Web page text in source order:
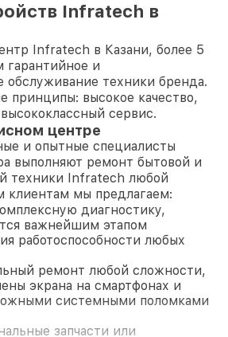
Infratech в
Infratech в Казани, более 5
гарантийное и
обслуживание техники бренда.
принципы: высокое качество,
сервис.
центре
и опытные специалисты
выполняют ремонт бытовой и
техники Infratech любой
клиентам мы предлагаем:
диагностику,
важнейшим этапом
работоспособности любых
ремонт любой сложности,
экрана на смартфонах и
системными поломками
запчасти или